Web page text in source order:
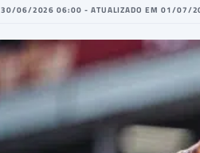
30/06/2026 06:00 - ATUALIZADO EM 01/07/